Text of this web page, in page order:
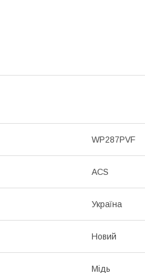
WP287PVF
ACS
Україна
Новий
Мідь